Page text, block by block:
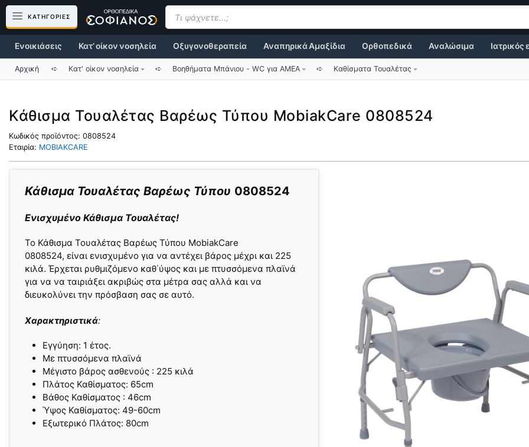
Μετάβαση
περιεχόμενο
ΚΑΤΗΓΟΡΙΕΣ
Products
search
Κατ’ οίκον νοσηλεία Οξυγονοθεραπεία Αναπηρικά Αμαξίδια
Ενοικιάσεις Ορθοπεδικά Αναλώσιμα Ιατρικός
Αρχική ➪ Κατ' οίκον νοσηλεία ➪ Βοηθήματα Mπάνιου - WC για ΑΜΕΑ ➪ Καθίσματα Τουαλέτας
Κάθισμα Τουαλέτας Βαρέως Τύπου MobiakCare 0808524
Κωδικός προϊόντος: 0808524
Εταιρία: MOBIAKCARE
Κάθισμα Τουαλέτας Βαρέως Τύπου 0808524
Ενισχυμένο Κάθισμα Τουαλέτας!
Το Κάθισμα Τουαλέτας Βαρέως Τύπου MobiakCare
0808524, είναι ενισχυμένο για να αντέχει βάρος μέχρι και 225
κιλά. Έρχεται ρυθμιζόμενο καθ΄ύψος και με πτυσσόμενα πλαϊνά
για να να ταιριάξει ακριβώς στα μέτρα σας αλλά και να
διευκολύνει την πρόσβαση σας σε αυτό.
Χαρακτηριστικά:
Εγγύηση: 1 έτος.
Με πτυσσόμενα πλαϊνά
Μέγιστο βάρος ασθενούς : 225 κιλά
Πλάτος Καθίσματος: 65cm
Βάθος Καθίσματος : 46cm
Ύψος Καθίσματος: 49-60cm
Εξωτερικό Πλάτος: 80cm